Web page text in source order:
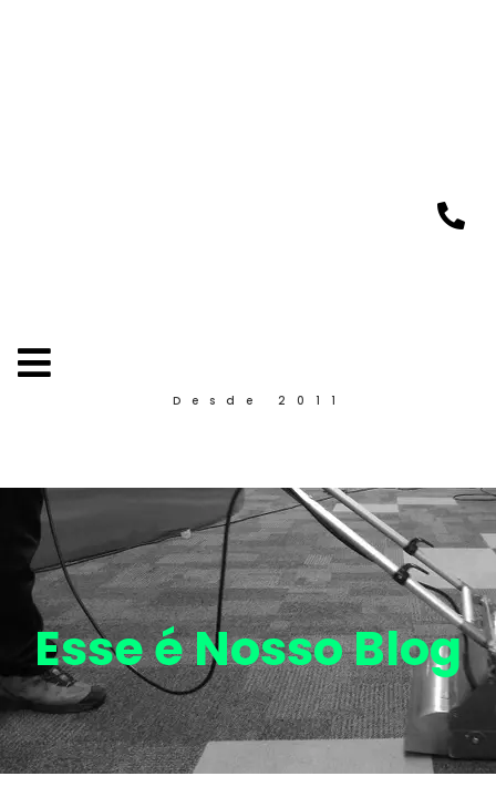
Desde 2011
Esse é NossoBlog